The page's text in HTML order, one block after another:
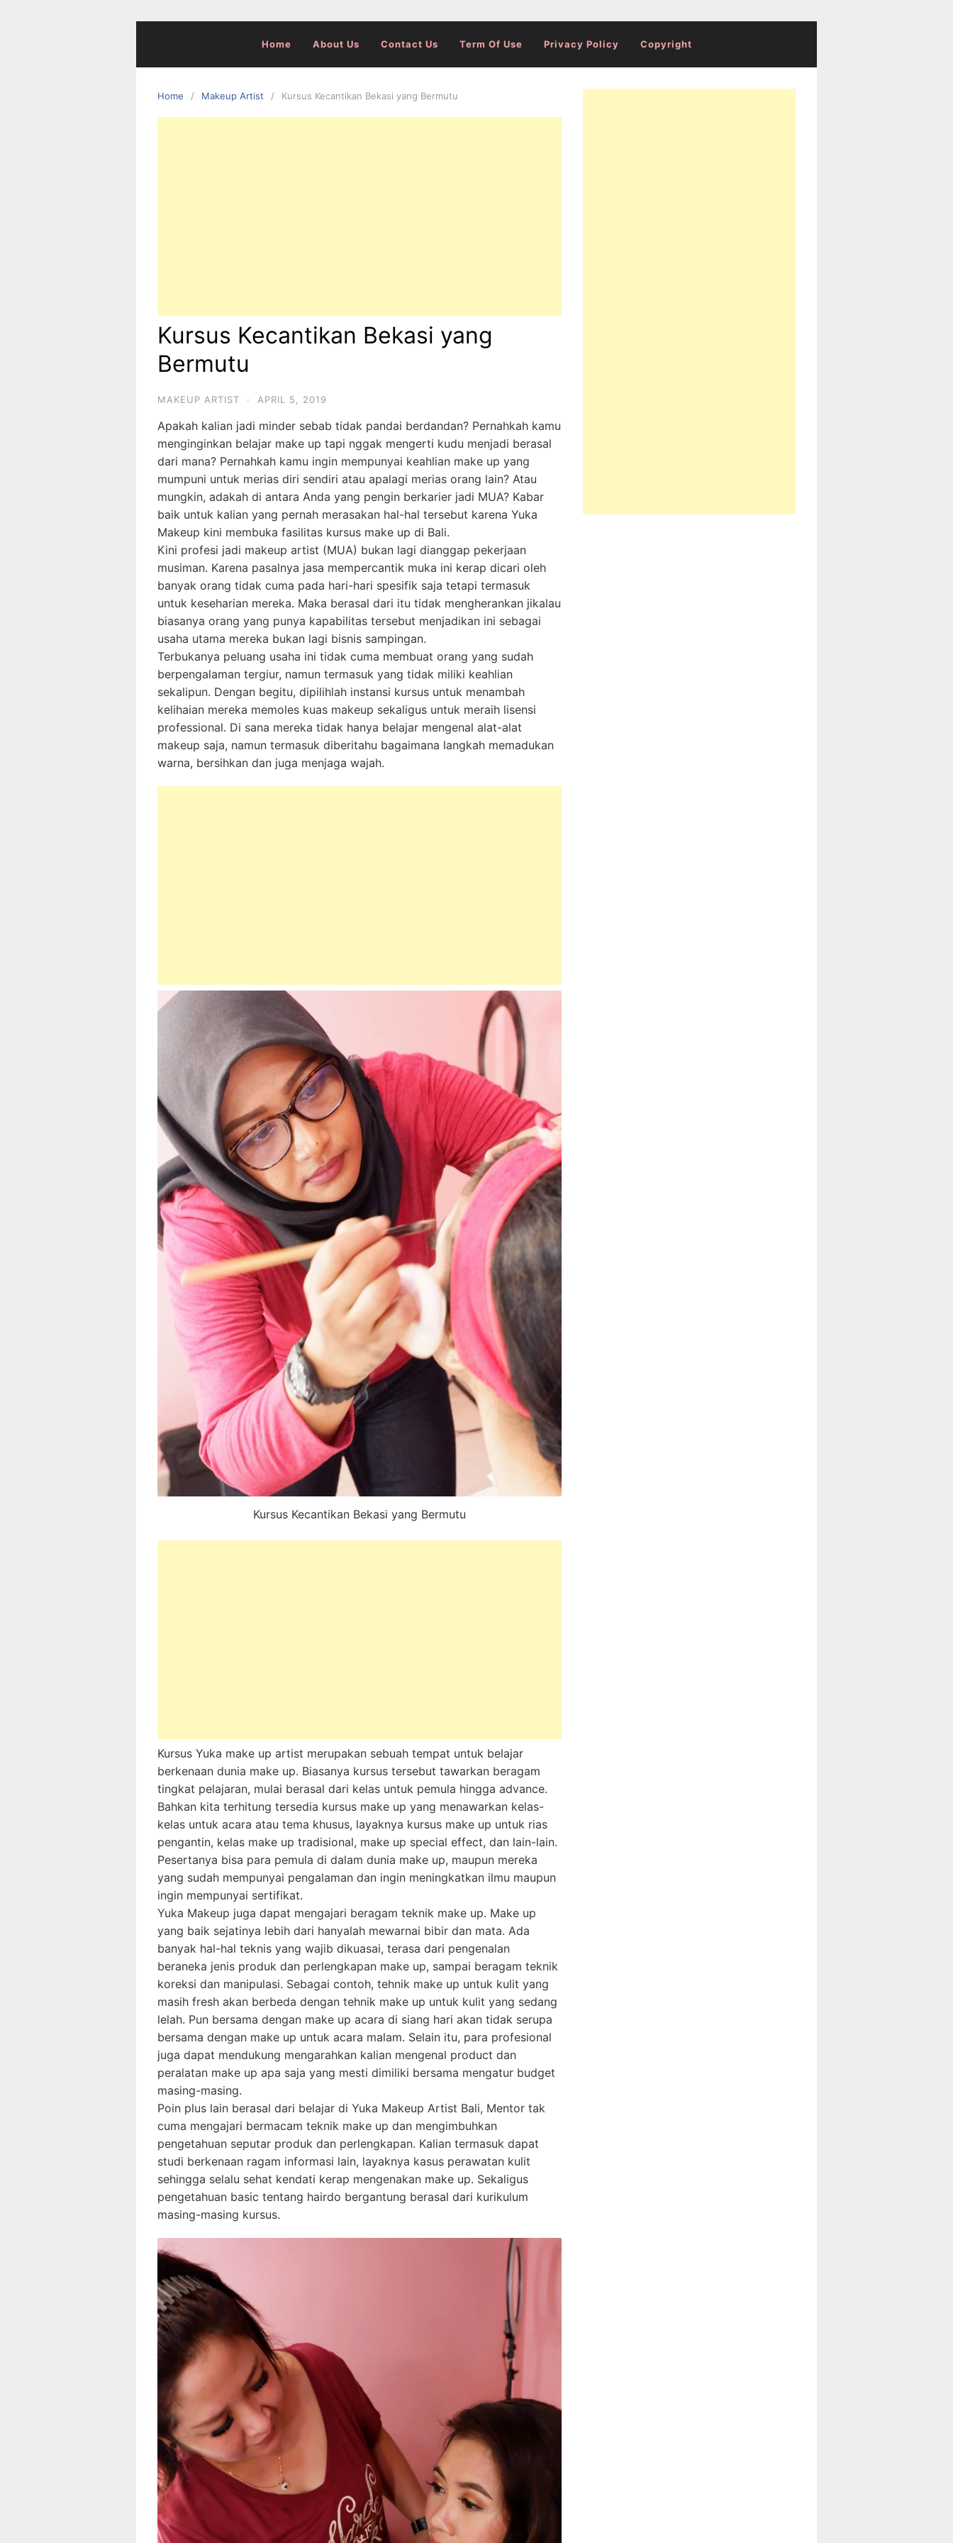
Home About Us Contact Us Term Of Use Privacy Policy Copyright
Home Makeup Artist Kursus Kecantikan Bekasi yang Bermutu
Kursus Kecantikan Bekasi yang
Bermutu
MAKEUP ARTIST · APRIL 5, 2019
Apakah kalian jadi minder sebab tidak pandai berdandan? Pernahkah kamu
menginginkan belajar make up tapi nggak mengerti kudu menjadi berasal
dari mana? Pernahkah kamu ingin mempunyai keahlian make up yang
mumpuni untuk merias diri sendiri atau apalagi merias orang lain? Atau
mungkin, adakah di antara Anda yang pengin berkarier jadi MUA? Kabar
baik untuk kalian yang pernah merasakan hal-hal tersebut karena Yuka
Makeup kini membuka fasilitas kursus make up di Bali.
Kini profesi jadi makeup artist (MUA) bukan lagi dianggap pekerjaan
musiman. Karena pasalnya jasa mempercantik muka ini kerap dicari oleh
banyak orang tidak cuma pada hari-hari spesifik saja tetapi termasuk
untuk keseharian mereka. Maka berasal dari itu tidak mengherankan jikalau
biasanya orang yang punya kapabilitas tersebut menjadikan ini sebagai
usaha utama mereka bukan lagi bisnis sampingan.
Terbukanya peluang usaha ini tidak cuma membuat orang yang sudah
berpengalaman tergiur, namun termasuk yang tidak miliki keahlian
sekalipun. Dengan begitu, dipilihlah instansi kursus untuk menambah
kelihaian mereka memoles kuas makeup sekaligus untuk meraih lisensi
professional. Di sana mereka tidak hanya belajar mengenal alat-alat
makeup saja, namun termasuk diberitahu bagaimana langkah memadukan
warna, bersihkan dan juga menjaga wajah.
Kursus Kecantikan Bekasi yang Bermutu
Kursus Yuka make up artist merupakan sebuah tempat untuk belajar
berkenaan dunia make up. Biasanya kursus tersebut tawarkan beragam
tingkat pelajaran, mulai berasal dari kelas untuk pemula hingga advance.
Bahkan kita terhitung tersedia kursus make up yang menawarkan kelas-
kelas untuk acara atau tema khusus, layaknya kursus make up untuk rias
pengantin, kelas make up tradisional, make up special effect, dan lain-lain.
Pesertanya bisa para pemula di dalam dunia make up, maupun mereka
yang sudah mempunyai pengalaman dan ingin meningkatkan ilmu maupun
ingin mempunyai sertifikat.
Yuka Makeup juga dapat mengajari beragam teknik make up. Make up
yang baik sejatinya lebih dari hanyalah mewarnai bibir dan mata. Ada
banyak hal-hal teknis yang wajib dikuasai, terasa dari pengenalan
beraneka jenis produk dan perlengkapan make up, sampai beragam teknik
koreksi dan manipulasi. Sebagai contoh, tehnik make up untuk kulit yang
masih fresh akan berbeda dengan tehnik make up untuk kulit yang sedang
lelah. Pun bersama dengan make up acara di siang hari akan tidak serupa
bersama dengan make up untuk acara malam. Selain itu, para profesional
juga dapat mendukung mengarahkan kalian mengenal product dan
peralatan make up apa saja yang mesti dimiliki bersama mengatur budget
masing-masing.
Poin plus lain berasal dari belajar di Yuka Makeup Artist Bali, Mentor tak
cuma mengajari bermacam teknik make up dan mengimbuhkan
pengetahuan seputar produk dan perlengkapan. Kalian termasuk dapat
studi berkenaan ragam informasi lain, layaknya kasus perawatan kulit
sehingga selalu sehat kendati kerap mengenakan make up. Sekaligus
pengetahuan basic tentang hairdo bergantung berasal dari kurikulum
masing-masing kursus.